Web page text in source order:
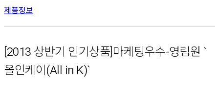
제품정보
[2013 상반기 인기상품]마케팅우수-영림원 `
올인케이(All in K)`